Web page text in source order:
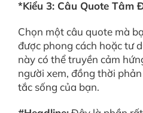
*Kiểu 3: Câu Quote Tâm
Chọn một câu quote mà
được phong cách hoặc tư
này có thể truyền cảm
người xem, đồng thời
tắc sống của bạn.